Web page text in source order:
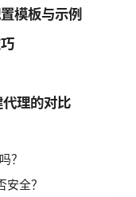
模板与示例
理的对比
？
全？